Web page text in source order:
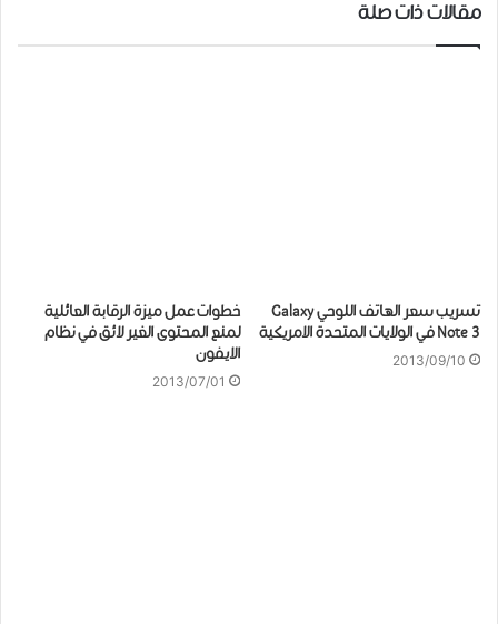
مقالات ذات صلة
تسريب سعر الهاتف اللوحي Galaxy
Note 3 في الولايات المتحدة الامريكية
2013/09/10
خطوات عمل ميزة الرقابة العائلية
لمنع المحتوى الغير لائق في نظام
الايفون
2013/07/01